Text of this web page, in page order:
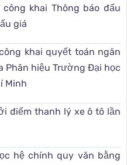
khai Thông báo đấu
giá
khai quyết toán ngân
Phân hiệu Trường Đại học
Minh
điểm thanh lý xe ô tô lần
hệ chính quy văn bằng